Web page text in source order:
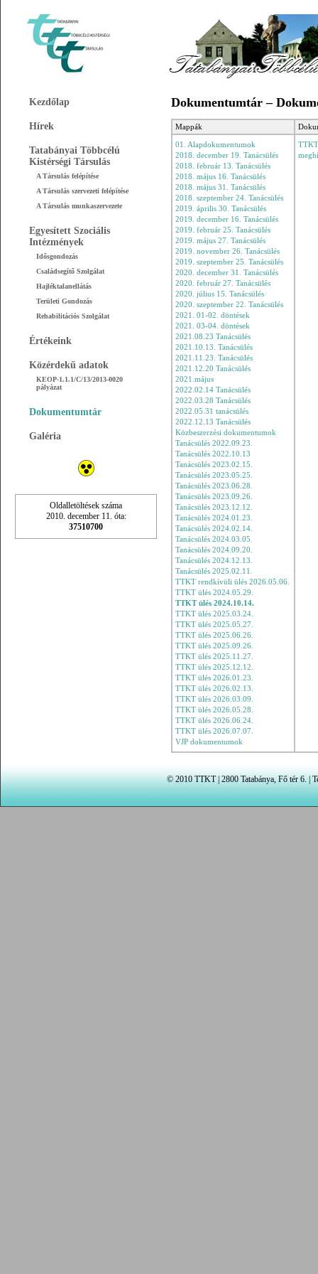
Kezdőlap
Hírek
Tatabányai Többcélú
Kistérségi Társulás
A Társulás felépítése
A Társulás szervezeti felépítése
A Társulás munkaszervezete
Egyesített Szociális
Intézmények
Idősgondozás
Családsegítő Szolgálat
Hajléktalanellátás
Területi Gondozás
Rehabilitációs Szolgálat
Értékeink
Közérdekű adatok
KEOP-1.1.1/C/13/2013-0020
pályázat
Dokumentumtár
Galéria
Oldalletöltések száma
2010. december 11. óta:
37510700
Dokumentumtár –
Mappák
01. Alapdokumentumok
2018. december 19. Tanácsülés
2018. február 13. Tanácsülés
2018. május 16. Tanácsülés
2018. május 31. Tanácsülés
2018. szeptember 24. Tanácsülés
2019. április 30. Tanácsülés
2019. december 16. Tanácsülés
2019. február 25. Tanácsülés
2019. május 27. Tanácsülés
2019. november 26. Tanácsülés
2019. szeptember 25. Tanácsülés
2020. december 31. Tanácsülés
2020. február 27. Tanácsülés
2020. július 15. Tanácsülés
2020. szeptember 22. Tanácsülés
2021. 01-02. döntések
2021. 03-04. döntések
2021.08.23 Tanácsülés
2021.10.13. Tanácsülés
2021.11.23. Tanácsülés
2021.12.20 Tanácsülés
2021.május
2022.02.14 Tanácsülés
2022.03.28 Tanácsülés
2022.05.31 tanácsülés
2022.12.13 Tanácsülés
Közbeszerzési dokumentumok
Tanácsülés 2022.09.23.
Tanácsülés 2022.10.13
Tanácsülés 2023.02.15.
Tanácsülés 2023.05.25.
Tanácsülés 2023.06.28.
Tanácsülés 2023.09.26.
Tanácsülés 2023.12.12.
Tanácsülés 2024.01.23.
Tanácsülés 2024.02.14.
Tanácsülés 2024.03.05.
Tanácsülés 2024.09.20.
Tanácsülés 2024.12.13.
Tanácsülés 2025.02.11.
TTKT rendkívüli ülés 2026.05.06.
TTKT ülés 2024.05.29.
TTKT ülés 2024.10.14.
TTKT ülés 2025.03.24.
TTKT ülés 2025.05.27.
TTKT ülés 2025.06.26.
TTKT ülés 2025.09.26.
TTKT ülés 2025.11.27.
TTKT ülés 2025.12.12.
TTKT ülés 2026.01.23.
TTKT ülés 2026.02.13.
TTKT ülés 2026.03.09.
TTKT ülés 2026.05.28.
TTKT ülés 2026.06.24.
TTKT ülés 2026.07.07.
VJP dokumentumok
© 2010 TTKT | 2800 Tatabánya, Fő tér 6. |